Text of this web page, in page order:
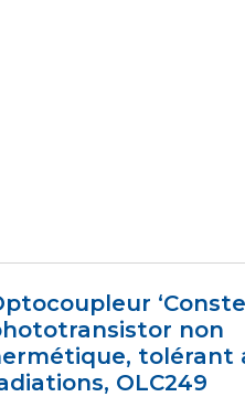
non
tolérant
OLC249